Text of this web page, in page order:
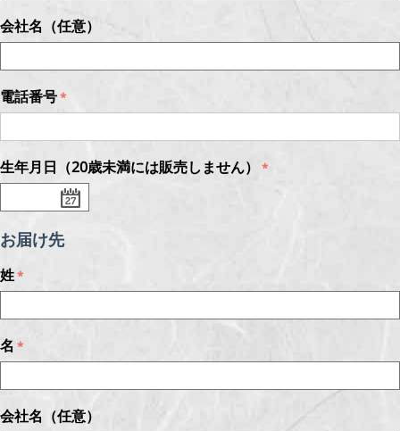
会社名（任意）
電話番号
生年月日（20歳未満には販売しません）
お届け先
姓
名
会社名（任意）